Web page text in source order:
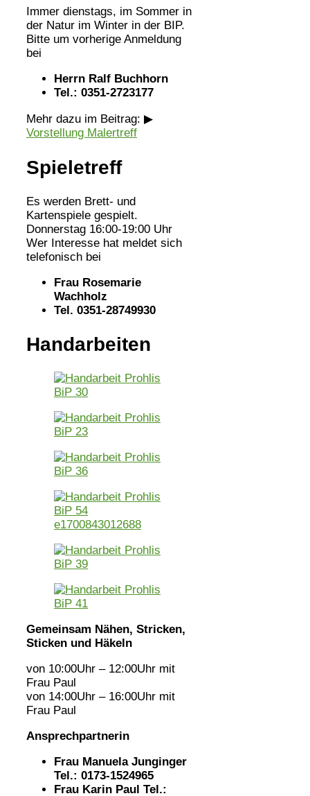
Immer dienstags, im Sommer in
der Natur im Winter in der BIP.
Bitte um vorherige Anmeldung
bei
Herrn Ralf Buchhorn
Tel.: 0351-2723177
Mehr dazu im Beitrag: ▶
Vorstellung Malertreff
Spieletreff
Es werden Brett- und
Kartenspiele gespielt.
Donnerstag 16:00-19:00 Uhr
Wer Interesse hat meldet sich
telefonisch bei
Frau Rosemarie
Wachholz
Tel. 0351-28749930
Handarbeiten
Gemeinsam Nähen, Stricken,
Sticken und Häkeln
von 10:00Uhr – 12:00Uhr mit
Frau Paul
von 14:00Uhr – 16:00Uhr mit
Frau Paul
Ansprechpartnerin
Frau Manuela Junginger
Tel.: 0173-1524965
Frau Karin Paul Tel.: